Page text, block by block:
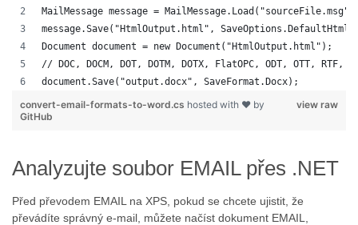
MailMessage message =
message.Save("HtmlOutput.html",
Document document = new Document("HtmlOutput.html");
// DOC, DOCM, DOT, DOTM, DOTX, FlatOPC, ODT, OTT, RTF,
document.Save("output.docx", SaveFormat.Docx);
view raw
convert-email-formats-to-word.cs hosted with ❤ by
GitHub
Analyzujte soubor EMAIL přes .NET
Před převodem EMAIL na XPS, pokud se chcete ujistit, že
převádíte správný e-mail, můžete načíst dokument EMAIL,